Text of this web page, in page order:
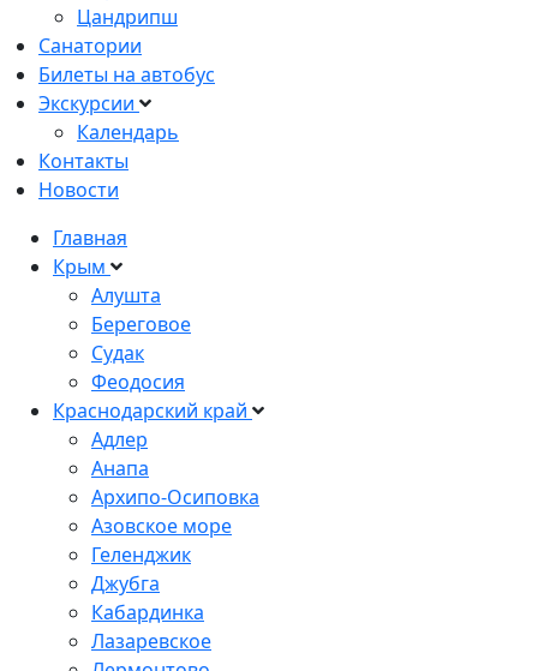
Цандрипш
Санатории
Билеты на автобус
Экскурсии
Календарь
Контакты
Новости
Главная
Крым
Алушта
Береговое
Судак
Феодосия
Краснодарский край
Адлер
Анапа
Архипо-Осиповка
Азовское море
Геленджик
Джубга
Кабардинка
Лазаревское